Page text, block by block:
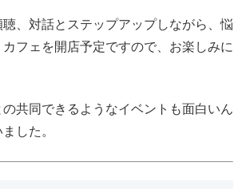
、対話とステップアップしながら、悩
フェを開店予定ですので、お楽しみに
の共同できるようなイベントも面白いん
した。